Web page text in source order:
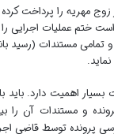
زوج مهریه را پرداخت
ختم عملیات اجرایی
تمامی مستندات (رسید
اهمیت دارد. باید
و مستندات آن را
پرونده توسط قاضی